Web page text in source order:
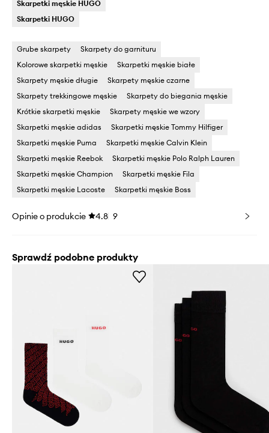
Skarpetki męskie HUGO
Skarpetki HUGO
Grube skarpety
Skarpety do garnituru
Kolorowe skarpetki męskie
Skarpetki męskie białe
Skarpety męskie długie
Skarpety męskie czarne
Skarpety trekkingowe męskie
Skarpety do biegania męskie
Krótkie skarpetki męskie
Skarpety męskie we wzory
Skarpetki męskie adidas
Skarpetki męskie Tommy Hilfiger
Skarpetki męskie Puma
Skarpetki męskie Calvin Klein
Skarpetki męskie Reebok
Skarpetki męskie Polo Ralph Lauren
Skarpetki męskie Champion
Skarpetki męskie Fila
Skarpetki męskie Lacoste
Skarpetki męskie Boss
Opinie o produkcie 4.8 9
Sprawdź podobne produkty